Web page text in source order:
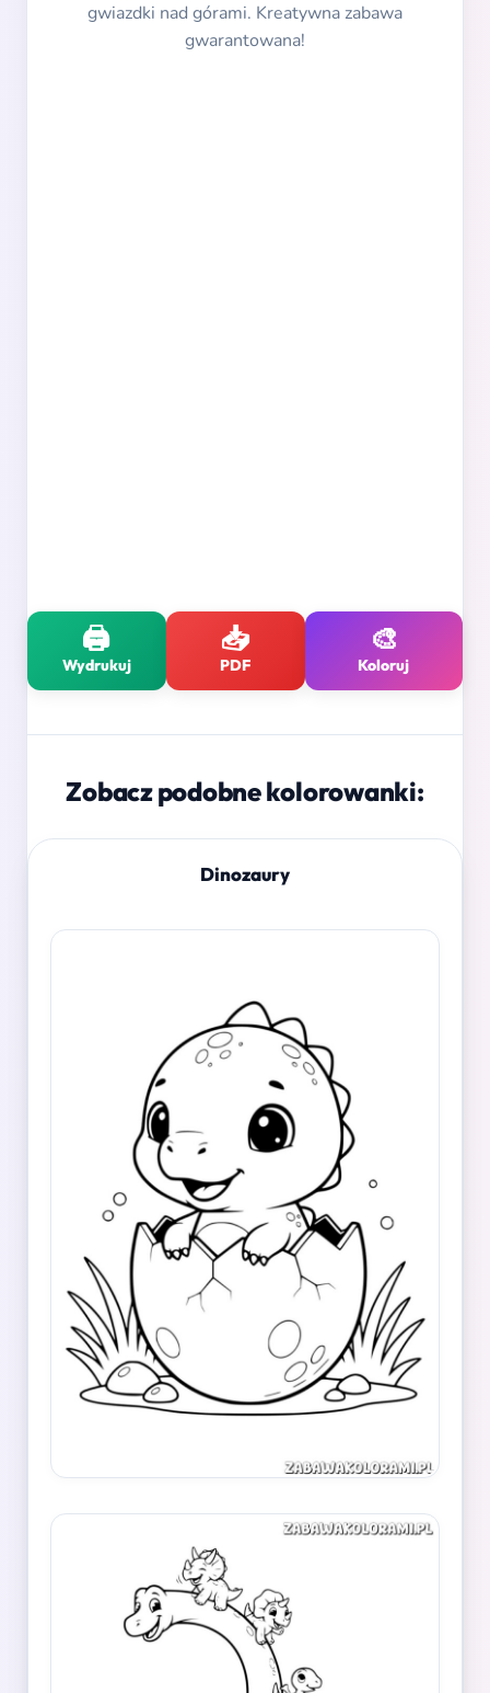
gwiazdki nad górami. Kreatywna zabawa
gwarantowana!
🖨️
Wydrukuj
📥
PDF
🎨
Koloruj
Zobacz podobne kolorowanki:
Dinozaury